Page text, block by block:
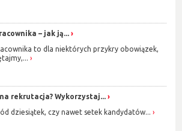
– jak ją...
to dla niektórych przykry obowiązek,
rekrutacja? Wykorzystaj...
dziesiątek, czy nawet setek kandydatów...